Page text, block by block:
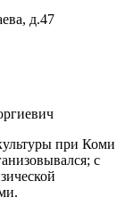
д.47
при Коми
с